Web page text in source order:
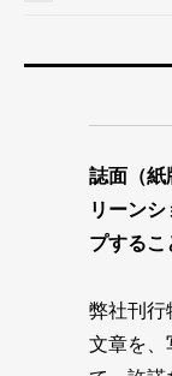
誌面（紙
リーン
プするこ
弊社刊行
文章を、